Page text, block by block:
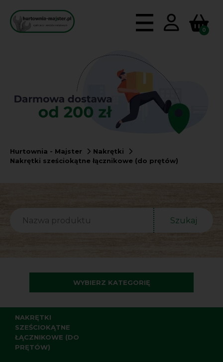
0
Hurtownia - Majster
Nakrętki
Nakrętki sześciokątne łącznikowe (do prętów)
WYBIERZ KATEGORIĘ
Szukaj
NAKRĘTKI
SZEŚCIOKĄTNE
ŁĄCZNIKOWE (DO
PRĘTÓW)